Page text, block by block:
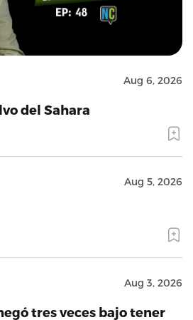
Aug 6, 2026
del Sahara
Aug 5, 2026
Aug 3, 2026
tres veces bajo tener